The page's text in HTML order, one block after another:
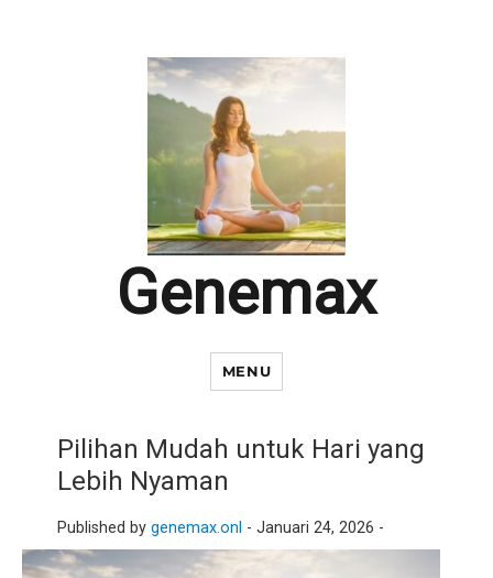
Genemax
MENU
Pilihan Mudah untuk Hari yang
Lebih Nyaman
Published by genemax.onl - Januari 24, 2026 -